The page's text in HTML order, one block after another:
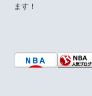
ます！